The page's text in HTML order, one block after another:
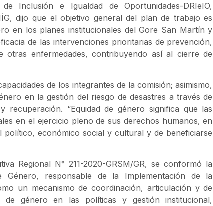
Inclusión e Igualdad de Oportunidades-DRIeIO,
dijo que el objetivo general del plan de trabajo es
en los planes institucionales del Gore San Martín y
de las intervenciones prioritarias de prevención,
otras enfermedades, contribuyendo así al cierre de
de los integrantes de la comisión; asimismo,
en la gestión del riesgo de desastres a través de
recuperación. “Equidad de género significa que las
en el ejercicio pleno de sus derechos humanos, en
económico social y cultural y de beneficiarse
Regional N° 211-2020-GRSM/GR, se conformó la
Género, responsable de la Implementación de la
un mecanismo de coordinación, articulación y de
género en las políticas y gestión institucional,